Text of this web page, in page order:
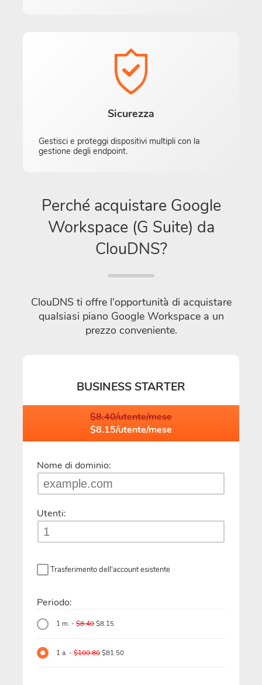
Sicurezza
Gestisci e proteggi dispositivi multipli con la
gestione degli endpoint.
Perché acquistare Google
Workspace (G Suite) da
ClouDNS?
ClouDNS ti offre l'opportunità di acquistare
qualsiasi piano Google Workspace a un
prezzo conveniente.
BUSINESS STARTER
$8.40/utente/mese
$8.15/utente/mese
Nome di dominio:
Utenti:
Trasferimento dell'account esistente
Periodo:
1 m. -$8.40$8.15
1 a. -$100.80$81.50